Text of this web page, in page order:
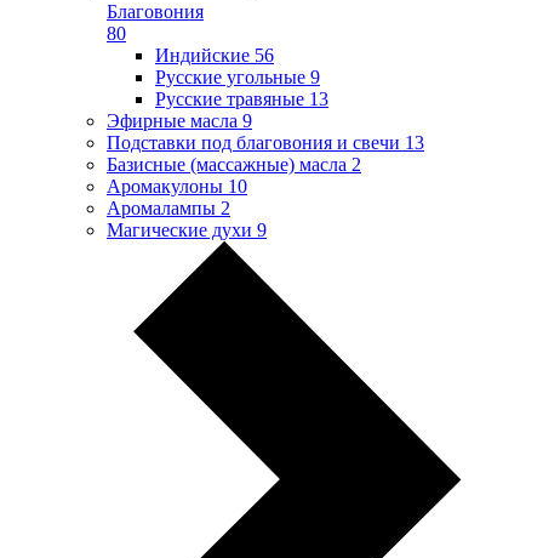
Благовония
80
Индийские 56
Русские угольные 9
Русские травяные 13
Эфирные масла 9
Подставки под благовония и свечи 13
Базисные (массажные) масла 2
Аромакулоны 10
Аромалампы 2
Магические духи 9